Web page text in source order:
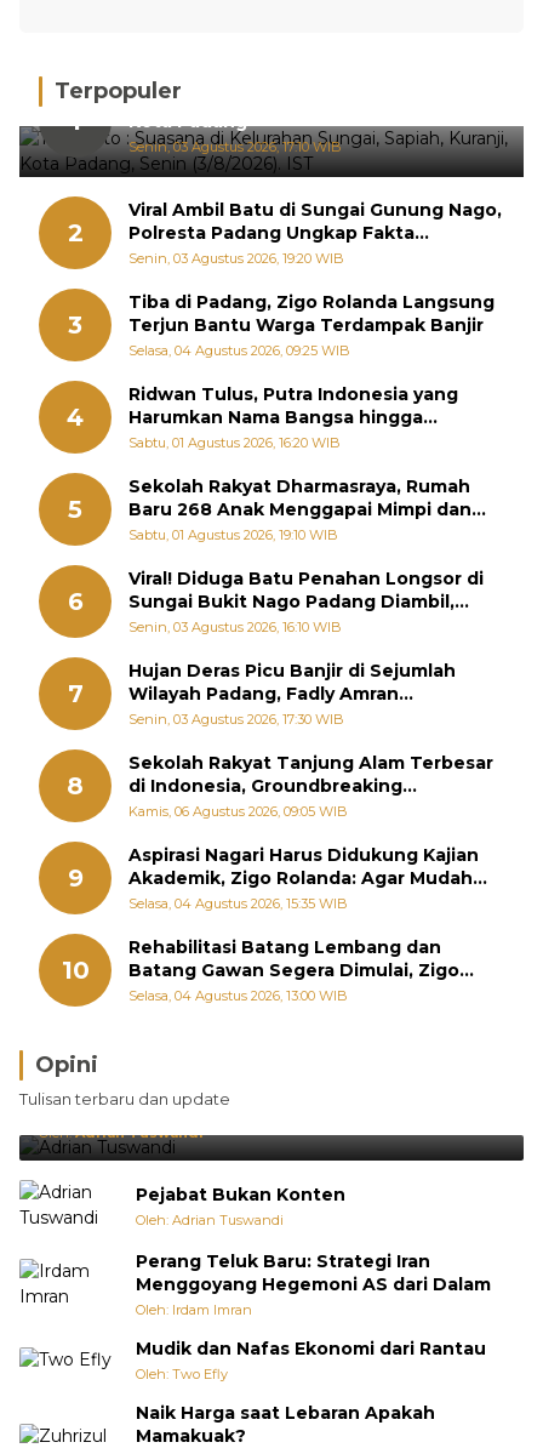
Terpopuler
1
Hujan Deras, 15 Titik Banjir Terdeteksi di
Kota Padang
Senin, 03 Agustus 2026, 17:10 WIB
2
Viral Ambil Batu di Sungai Gunung Nago,
Polresta Padang Ungkap Fakta
Sebenarnya
Senin, 03 Agustus 2026, 19:20 WIB
3
Tiba di Padang, Zigo Rolanda Langsung
Terjun Bantu Warga Terdampak Banjir
Selasa, 04 Agustus 2026, 09:25 WIB
4
Ridwan Tulus, Putra Indonesia yang
Harumkan Nama Bangsa hingga
Diabadikan dalam Buku Jepang
Sabtu, 01 Agustus 2026, 16:20 WIB
5
Sekolah Rakyat Dharmasraya, Rumah
Baru 268 Anak Menggapai Mimpi dan
Memutus Rantai Kemiskinan
Sabtu, 01 Agustus 2026, 19:10 WIB
6
Viral! Diduga Batu Penahan Longsor di
Sungai Bukit Nago Padang Diambil,
Warga Khawatir Bencana Terulang
Senin, 03 Agustus 2026, 16:10 WIB
7
Hujan Deras Picu Banjir di Sejumlah
Wilayah Padang, Fadly Amran
Perintahkan OPD Siaga
Senin, 03 Agustus 2026, 17:30 WIB
8
Sekolah Rakyat Tanjung Alam Terbesar
di Indonesia, Groundbreaking
September
Kamis, 06 Agustus 2026, 09:05 WIB
9
Aspirasi Nagari Harus Didukung Kajian
Akademik, Zigo Rolanda: Agar Mudah
Diperjuangkan di Kementerian
Selasa, 04 Agustus 2026, 15:35 WIB
10
Rehabilitasi Batang Lembang dan
Batang Gawan Segera Dimulai, Zigo
Rolanda Pastikan Proyek Berjalan
Selasa, 04 Agustus 2026, 13:00 WIB
Opini
Tulisan terbaru dan update
Brasil Lebih Diunggulkan, tetapi Jepang Selalu
Punya Cara Membuat Kejutan
Oleh:Adrian Tuswandi
Pejabat Bukan Konten
Oleh: Adrian Tuswandi
Perang Teluk Baru: Strategi Iran
Menggoyang Hegemoni AS dari Dalam
Oleh: Irdam Imran
Mudik dan Nafas Ekonomi dari Rantau
Oleh: Two Efly
Naik Harga saat Lebaran Apakah
Mamakuak?